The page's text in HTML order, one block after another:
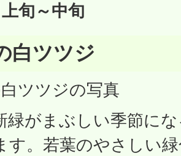
旬～中旬
白ツツジ
緑がまぶしい季節に
す。若葉のやさしい